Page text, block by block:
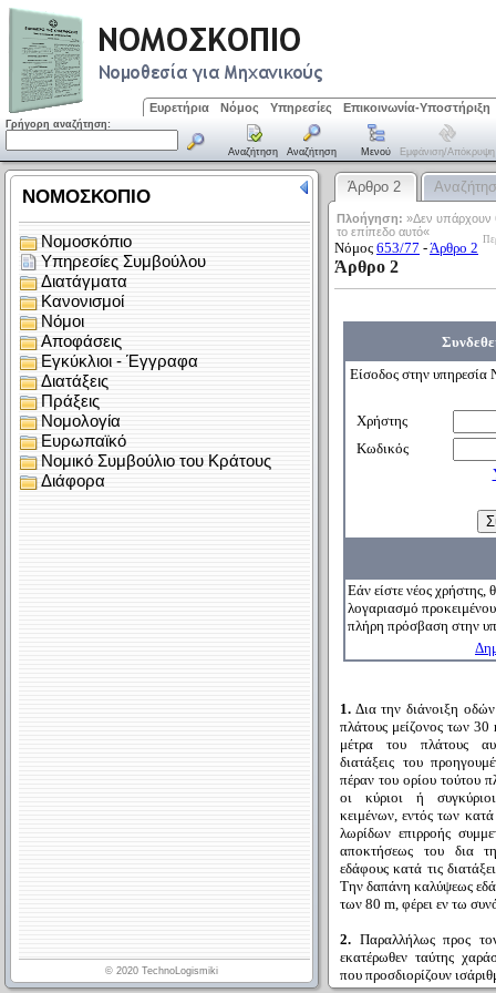
Ευρετήρια Νόμος Υπηρεσίες Επικοινωνία-Υποστήριξη
Γρήγορη αναζήτηση:
Αναζήτηση Αναζήτηση Μενού Εμφάνιση/απόκρυψη
Άρθρο 2